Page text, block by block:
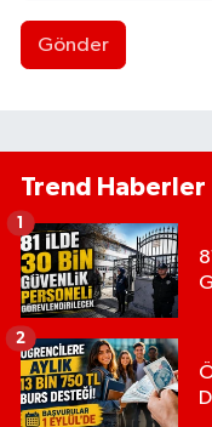
Gönder
Trend Haberler
1
2